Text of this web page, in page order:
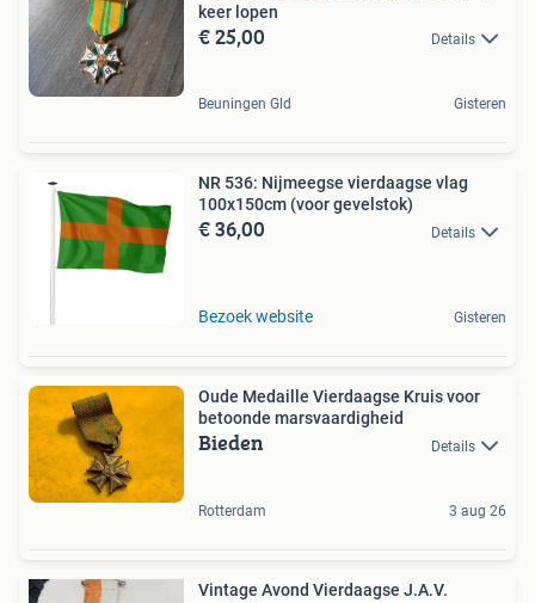
keer lopen
€ 25,00 Details
Beuningen Gld Gisteren
NR 536: Nijmeegse vierdaagse vlag
100x150cm (voor gevelstok)
€ 36,00 Details
Bezoek website Gisteren
Oude Medaille Vierdaagse Kruis voor
betoonde marsvaardigheid
Bieden Details
Rotterdam 3 aug 26
Vintage Avond Vierdaagse J.A.V.